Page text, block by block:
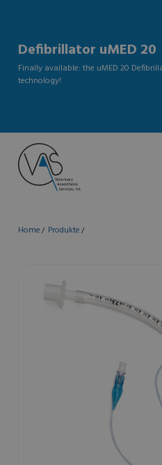
Defibrillator uMED 20
Finally available: the uMED 20
technology!
Home Produkte